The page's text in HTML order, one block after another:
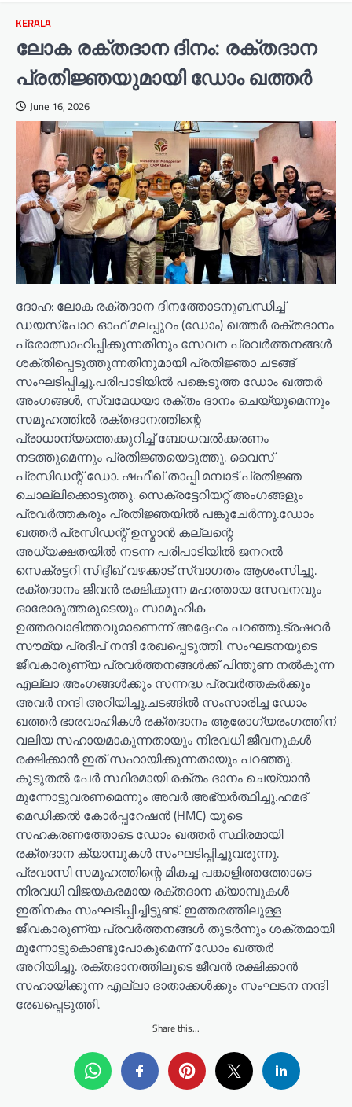
KERALA
ലോക രക്തദാന ദിനം: രക്തദാന
പ്രതിജ്ഞയുമായി ഡോം ഖത്തർ
June 16, 2026
ദോഹ: ലോക രക്തദാന ദിനത്തോടനുബന്ധിച്ച്
ഡയസ്‌പോറ ഓഫ് മലപ്പുറം (ഡോം) ഖത്തർ രക്തദാനം
പ്രോത്സാഹിപ്പിക്കുന്നതിനും സേവന പ്രവർത്തനങ്ങൾ
ശക്തിപ്പെടുത്തുന്നതിനുമായി പ്രതിജ്ഞാ ചടങ്ങ്
സംഘടിപ്പിച്ചു.പരിപാടിയിൽ പങ്കെടുത്ത ഡോം ഖത്തർ
അംഗങ്ങൾ, സ്വമേധയാ രക്തം ദാനം ചെയ്യുമെന്നും
സമൂഹത്തിൽ രക്തദാനത്തിന്റെ
പ്രാധാന്യത്തെക്കുറിച്ച് ബോധവൽക്കരണം
നടത്തുമെന്നും പ്രതിജ്ഞയെടുത്തു. വൈസ്
പ്രസിഡന്റ് ഡോ. ഷഫീഖ് താപ്പി മമ്പാട് പ്രതിജ്ഞ
ചൊല്ലിക്കൊടുത്തു. സെക്രട്ടേറിയറ്റ് അംഗങ്ങളും
പ്രവർത്തകരും പ്രതിജ്ഞയിൽ പങ്കുചേർന്നു.ഡോം
ഖത്തർ പ്രസിഡന്റ് ഉസ്മാൻ കല്ലന്റെ
അധ്യക്ഷതയിൽ നടന്ന പരിപാടിയിൽ ജനറൽ
സെക്രട്ടറി സിദ്ദീഖ് വഴക്കാട് സ്വാഗതം ആശംസിച്ചു.
രക്തദാനം ജീവൻ രക്ഷിക്കുന്ന മഹത്തായ സേവനവും
ഓരോരുത്തരുടെയും സാമൂഹിക
ഉത്തരവാദിത്തവുമാണെന്ന് അദ്ദേഹം പറഞ്ഞു.ട്രഷറർ
സൗമ്യ പ്രദീപ് നന്ദി രേഖപ്പെടുത്തി. സംഘടനയുടെ
ജീവകാരുണ്യ പ്രവർത്തനങ്ങൾക്ക് പിന്തുണ നൽകുന്ന
എല്ലാ അംഗങ്ങൾക്കും സന്നദ്ധ പ്രവർത്തകർക്കും
അവർ നന്ദി അറിയിച്ചു.ചടങ്ങിൽ സംസാരിച്ച ഡോം
ഖത്തർ ഭാരവാഹികൾ രക്തദാനം ആരോഗ്യരംഗത്തിന്
വലിയ സഹായമാകുന്നതായും നിരവധി ജീവനുകൾ
രക്ഷിക്കാൻ ഇത് സഹായിക്കുന്നതായും പറഞ്ഞു.
കൂടുതൽ പേർ സ്ഥിരമായി രക്തം ദാനം ചെയ്യാൻ
മുന്നോട്ടുവരണമെന്നും അവർ അഭ്യർത്ഥിച്ചു.ഹമദ്
മെഡിക്കൽ കോർപ്പറേഷൻ (HMC) യുടെ
സഹകരണത്തോടെ ഡോം ഖത്തർ സ്ഥിരമായി
രക്തദാന ക്യാമ്പുകൾ സംഘടിപ്പിച്ചുവരുന്നു.
പ്രവാസി സമൂഹത്തിന്റെ മികച്ച പങ്കാളിത്തത്തോടെ
നിരവധി വിജയകരമായ രക്തദാന ക്യാമ്പുകൾ
ഇതിനകം സംഘടിപ്പിച്ചിട്ടുണ്ട്. ഇത്തരത്തിലുള്ള
ജീവകാരുണ്യ പ്രവർത്തനങ്ങൾ തുടർന്നും ശക്തമായി
മുന്നോട്ടുകൊണ്ടുപോകുമെന്ന് ഡോം ഖത്തർ
അറിയിച്ചു. രക്തദാനത്തിലൂടെ ജീവൻ രക്ഷിക്കാൻ
സഹായിക്കുന്ന എല്ലാ ദാതാക്കൾക്കും സംഘടന നന്ദി
രേഖപ്പെടുത്തി.
Share this...